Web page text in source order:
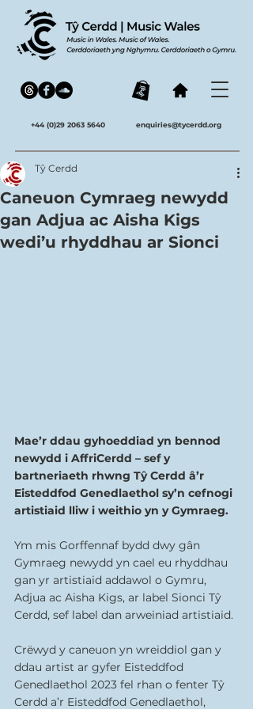
+44 (0)29 2063 5640 enquiries@tycerdd.org
Caneuon Cymraeg newydd
gan Adjua ac Aisha Kigs
wedi’u rhyddhau ar Sionci
Tŷ Cerdd
Mae’r ddau gyhoeddiad yn bennod
newydd i AffriCerdd – sef y
bartneriaeth rhwng Tŷ Cerdd â’r
Eisteddfod Genedlaethol sy’n cefnogi
artistiaid lliw i weithio yn y Gymraeg.
Ym mis Gorffennaf bydd dwy gân
Gymraeg newydd yn cael eu rhyddhau
gan yr artistiaid addawol o Gymru,
Adjua ac Aisha Kigs, ar label Sionci Tŷ
Cerdd, sef label dan arweiniad artistiaid.
Crëwyd y caneuon yn wreiddiol gan y
ddau artist ar gyfer Eisteddfod
Genedlaethol 2023 fel rhan o fenter Tŷ
Cerdd a’r Eisteddfod Genedlaethol,